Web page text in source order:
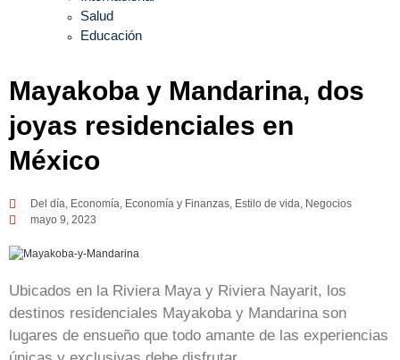
Salud
Educación
Mayakoba y Mandarina, dos
joyas residenciales en
México
Del día, Economía, Economía y Finanzas, Estilo de vida, Negocios
mayo 9, 2023
Ubicados en la Riviera Maya y Riviera Nayarit, los
destinos residenciales Mayakoba y Mandarina son
lugares de ensueño que todo amante de las experiencias